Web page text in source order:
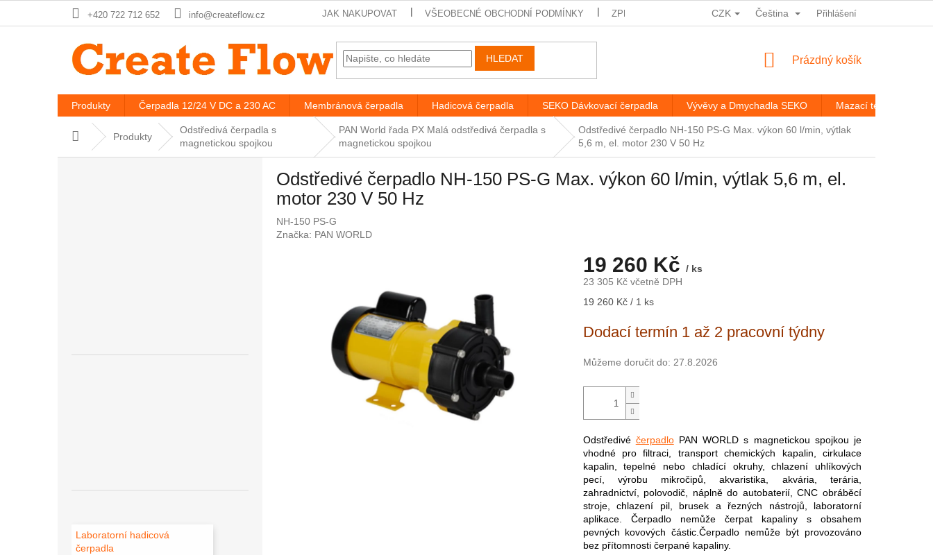
+420 722 712 652 info@createflow.cz JAK NAKUPOVAT VŠEOBECNÉ OBCHODNÍ PODMÍNKY ZPRACOVÁNÍ OSOBNÍCH ÚDAJŮ HODNOCENÍ OBCHODU
CZK Čeština Přihlášení
HLEDAT
NÁKUPNÍ
Prázdný košík
Produkty Čerpadla 12/24 V DC a 230 AC Membránová čerpadla Hadicová čerpadla SEKO Dávkovací čerpadla Vývěvy a Dmychadla SEKO Mazací technika
Domů Produkty
Odstředivá čerpadla s
magnetickou spojkou
PAN World řada PX Malá odstředivá čerpadla s
magnetickou spojkou
Odstředivé čerpadlo NH-150 PS-G Max. výkon 60 l/min, výtlak
5,6 m, el. motor 230 V 50 Hz
Laboratorní hadicová
čerpadla
Odstředivé čerpadlo NH-150 PS-G Max. výkon 60 l/min, výtlak 5,6 m, el.
motor 230 V 50 Hz
NH-150 PS-G
Značka: PAN WORLD
19 260 Kč / ks
23 305 Kč včetně DPH
Měrná
19 260 Kč / 1 ks
Dodací termín 1 až 2 pracovní týdny
Můžeme doručit do: 27.8.2026
Odstředivé čerpadloPAN WORLD s magnetickou spojkou je
vhodné pro filtraci, transport chemických kapalin, cirkulace
kapalin, tepelné nebo chladící okruhy, chlazení uhlíkových
pecí, výrobu mikročipů, akvaristika, akvária, terária,
zahradnictví, polovodič, náplně do autobaterií, CNC obráběcí
stroje, chlazení pil, brusek a řezných nástrojů, laboratorní
aplikace. Čerpadlo nemůže čerpat kapaliny s obsahem
pevných kovových částic.Čerpadlo nemůže být provozováno
bez přítomnosti čerpané kapaliny.